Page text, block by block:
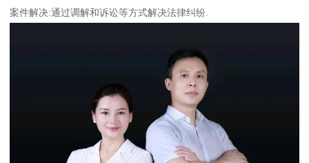
案件解决:通过调解和诉讼等方式解决法律纠纷.